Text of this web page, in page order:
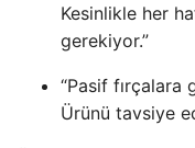
Kesinlikle her
gerekiyor.”
“Pasif
Ürünü tavsiye